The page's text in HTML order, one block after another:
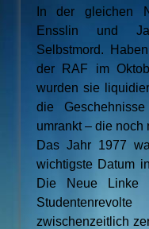
In der gleichen
Ensslin und
Selbstmord.
der RAF im
wurden sie
die
umrankt – die noch
Das Jahr 1977
wichtigste Datum
Die Neue Linke
zwischenzeitlich